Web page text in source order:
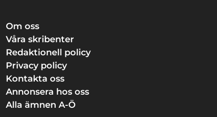
Om oss
Våra skribenter
Redaktionell policy
Privacy policy
Kontakta oss
Annonsera hos oss
Alla ämnen A-Ö